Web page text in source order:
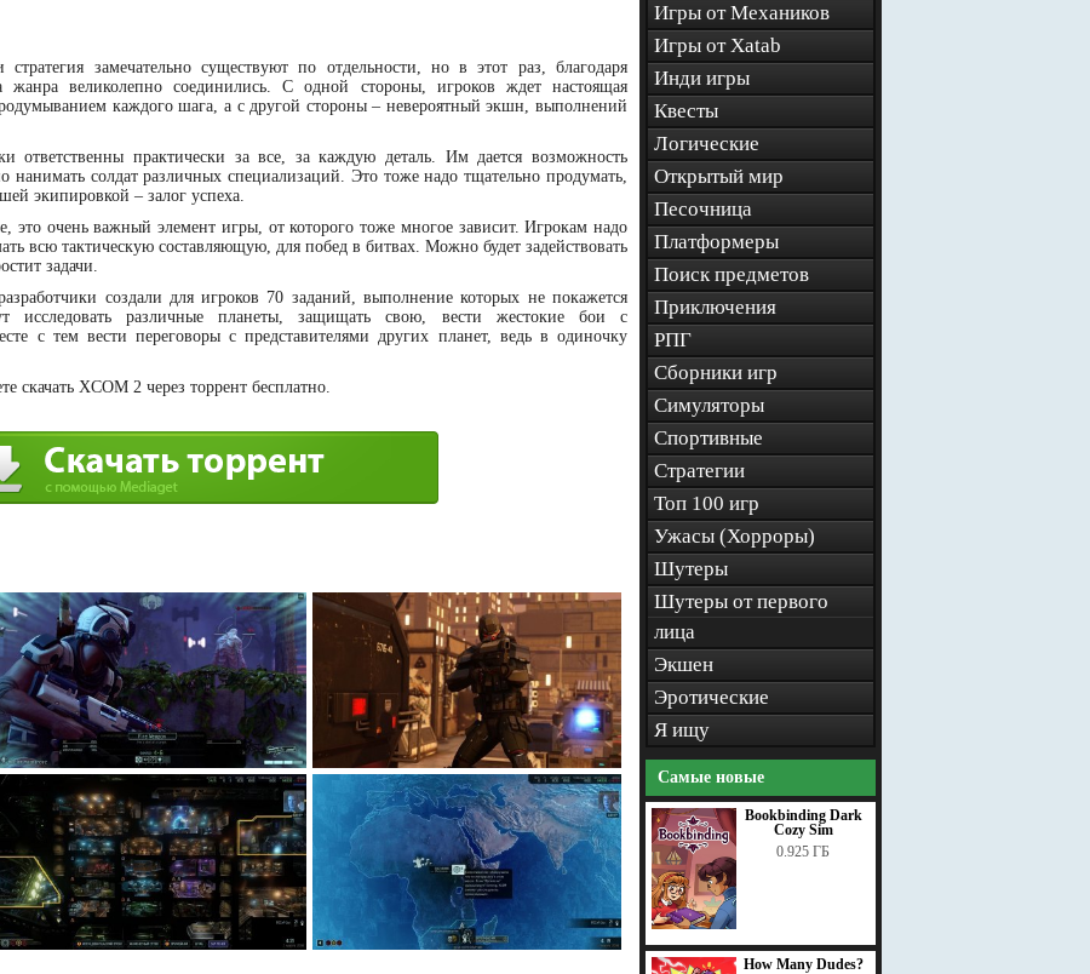
замечательно существуют по отдельности, но в этот раз, благодаря
жанра великолепно соединились. С одной стороны, игроков ждет настоящая
каждого шага, а с другой стороны – невероятный экшн, выполнений
ответственны практически за все, за каждую деталь. Им дается возможность
нанимать солдат различных специализаций. Это тоже надо тщательно продумать,
экипировкой – залог успеха.
это очень важный элемент игры, от которого тоже многое зависит. Игрокам надо
всю тактическую составляющую, для побед в битвах. Можно будет задействовать
задачи.
создали для игроков 70 заданий, выполнение которых не покажется
исследовать различные планеты, защищать свою, вести жестокие бои с
с тем вести переговоры с представителями других планет, ведь в одиночку
XCOM 2 через торрент бесплатно.
Игры от Механиков
Игры от Xatab
Инди игры
Квесты
Логические
Открытый мир
Песочница
Платформеры
Поиск предметов
Приключения
РПГ
Сборники игр
Симуляторы
Спортивные
Стратегии
Топ 100 игр
Ужасы (Хорроры)
Шутеры
Шутеры от первого
лица
Экшен
Эротические
Я ищу
Самые новые
Bookbinding Dark
Cozy Sim
0.925 ГБ
How Many Dudes?